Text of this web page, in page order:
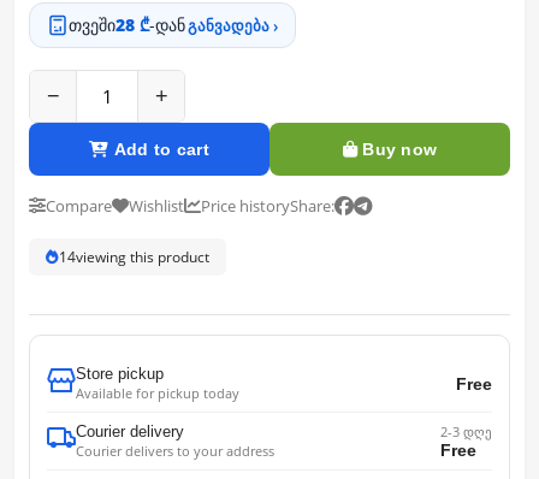
თვეში28 ₾-დანგანვადება ›
− +
Add to cart Buy now
Compare Wishlist Price historyShare:
14viewing this product
Store pickup
Available for pickup today
Free
Courier delivery
Courier delivers to your address
2-3 დღე
Free